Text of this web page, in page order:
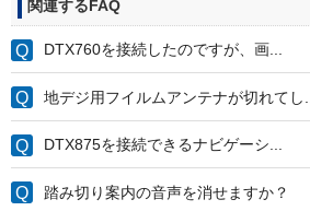
関連するFAQ
DTX760を接続したのですが、画...
地デジ用フイルムアンテナが切れてし...
DTX875を接続できるナビゲーシ...
踏み切り案内の音声を消せますか？